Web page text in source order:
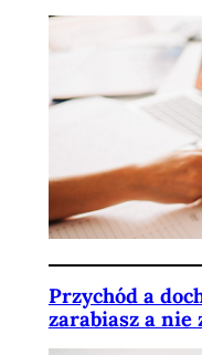
Przychód a
zarabiasz a nie